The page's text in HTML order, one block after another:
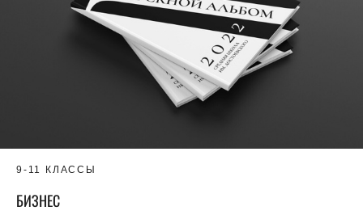
9-11 КЛАССЫ
БИЗНЕС